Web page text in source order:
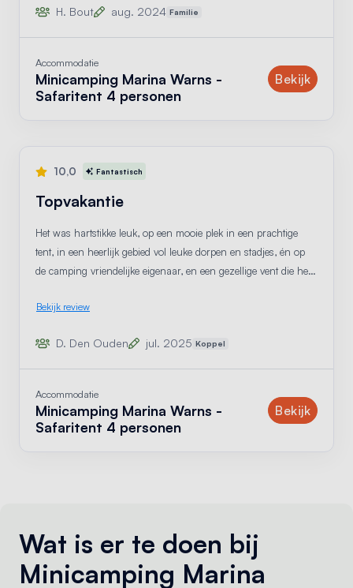
verder waren de hoeslakens zeer dun en kort.
H. Bout aug. 2024 Familie
Minicamping Marina Warns -
Safaritent 4 personen
Accommodatie
Bekijk
10,0 Fantastisch
Topvakantie
Het was hartstikke leuk, op een mooie plek in een prachtige
tent, in een heerlijk gebied vol leuke dorpen en stadjes, én op
de camping vriendelijke eigenaar, en een gezellige vent die het
Bekijk review
D. Den Ouden jul. 2025 Koppel
Minicamping Marina Warns -
Safaritent 4 personen
Accommodatie
Bekijk
Wat is er te doen bij
Minicamping Marina